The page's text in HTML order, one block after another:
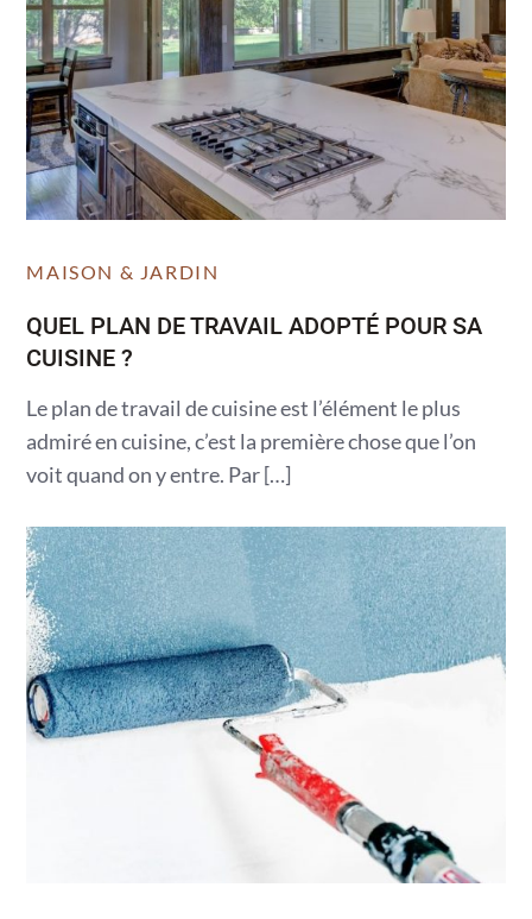
MAISON & JARDIN
QUEL PLAN DE TRAVAIL ADOPTÉ POUR SA
CUISINE ?
Le plan de travail de cuisine est l’élément le plus
admiré en cuisine, c’est la première chose que l’on
voit quand on y entre. Par […]